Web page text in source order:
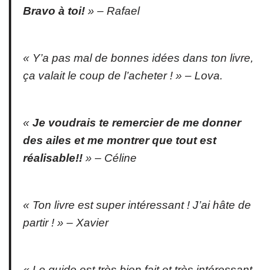
Bravo à toi! » – Rafael
« Y’a pas mal de bonnes idées dans ton livre,
ça valait le coup de l’acheter ! » – Lova.
« Je voudrais te remercier de me donner
des ailes et me montrer que tout est
réalisable!! » – Céline
« Ton livre est super intéressant ! J’ai hâte de
partir ! » – Xavier